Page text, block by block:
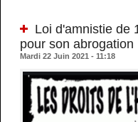
Loi d'amnistie de
pour son abrogation
Mardi 22 Juin 2021 - 11:18